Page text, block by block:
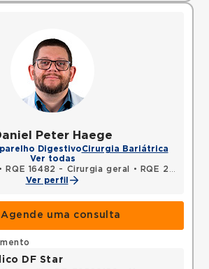
Peter Haege
DigestivoCirurgia Bariátrica
Ver todas
• RQE 16482 - Cirurgia geral •
RQE 22956 - Cirurgia do aparelho digestivo
Ver perfil
Agende uma consulta
DF Star